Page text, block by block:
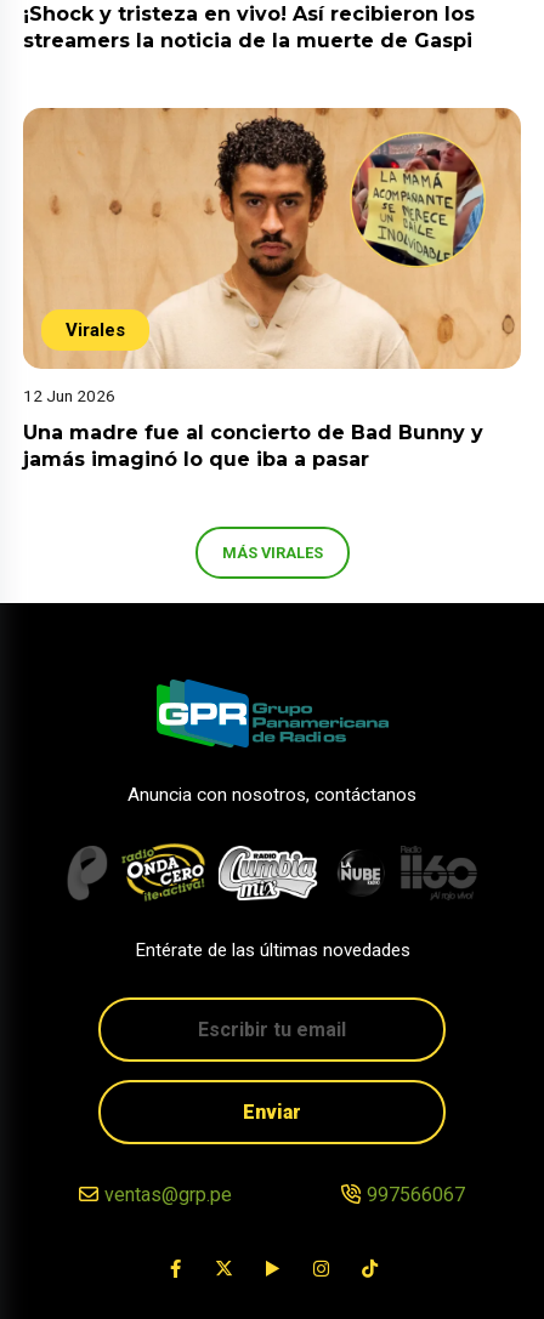
¡Shock y tristeza en vivo! Así recibieron los
streamers la noticia de la muerte de Gaspi
Virales
12 Jun 2026
Una madre fue al concierto de Bad Bunny y
jamás imaginó lo que iba a pasar
MÁS VIRALES
Anuncia con nosotros, contáctanos
Entérate de las últimas novedades
Enviar
ventas@grp.pe 997566067